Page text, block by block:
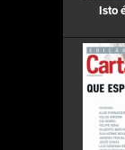
Isto